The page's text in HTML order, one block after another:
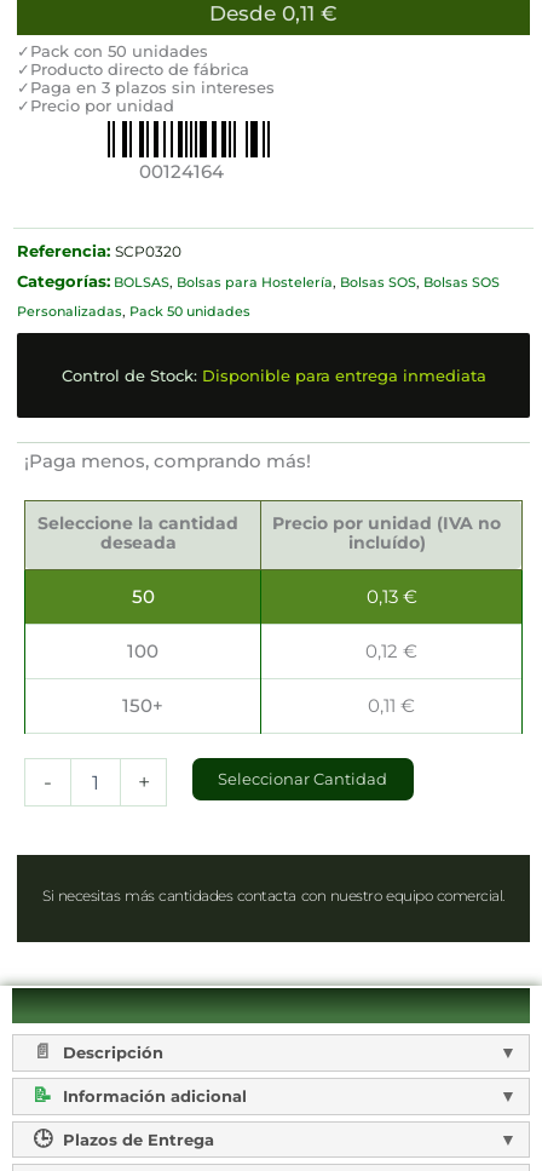
Desde 0,11 €
✓Pack con 50 unidades
✓Producto directo de fábrica
✓Paga en 3 plazos sin intereses
✓Precio por unidad
00124164
Referencia: SCP0320
Categorías: BOLSAS, Bolsas para Hostelería, Bolsas SOS, Bolsas SOS
Personalizadas, Pack 50 unidades
Control de Stock: Disponible para entrega inmediata
¡Paga menos, comprando más!
Seleccione la cantidad
deseada
Precio por unidad (IVA no
incluído)
50 0,13 €
100 0,12€
150+ 0,11€
-
SOS
10x6x27cm
+ Seleccionar Cantidad
Si necesitas más cantidades contacta con nuestro equipo comercial.
Descripción
Información adicional
Plazos de Entrega